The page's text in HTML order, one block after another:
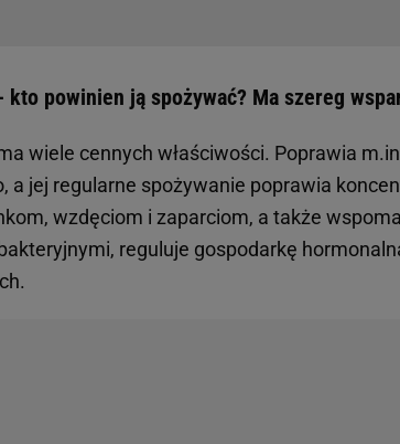
powinien ją spożywać? Ma szereg
wiele cennych właściwości. Poprawia
a jej regularne spożywanie poprawia
wzdęciom i zaparciom, a także
reguluje gospodarkę